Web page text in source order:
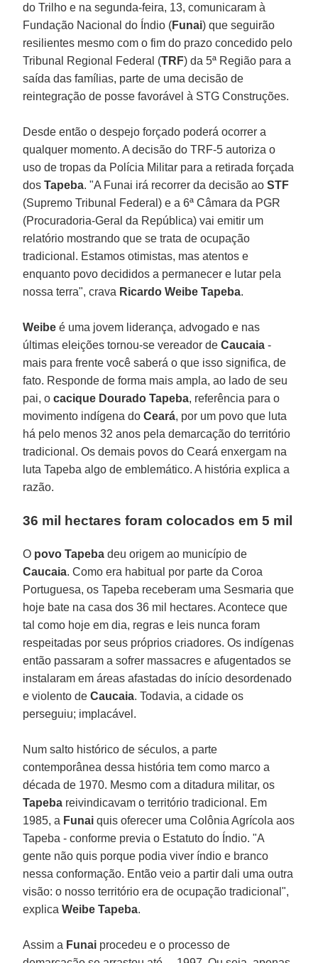
do Trilho e na segunda-feira, 13, comunicaram à
Fundação Nacional do Índio (Funai) que seguirão
resilientes mesmo com o fim do prazo concedido pelo
Tribunal Regional Federal (TRF) da 5ª Região para a
saída das famílias, parte de uma decisão de
reintegração de posse favorável à STG Construções.
Desde então o despejo forçado poderá ocorrer a
qualquer momento. A decisão do TRF-5 autoriza o
uso de tropas da Polícia Militar para a retirada forçada
dosTapeba. "A Funai irá recorrer da decisão aoSTF
(Supremo Tribunal Federal) e a 6ª Câmara da PGR
(Procuradoria-Geral da República) vai emitir um
relatório mostrando que se trata de ocupação
tradicional. Estamos otimistas, mas atentos e
enquanto povo decididos a permanecer e lutar pela
nossa terra", crava Ricardo Weibe Tapeba.
Weibe é uma jovem liderança, advogado e nas
últimas eleições tornou-se vereador deCaucaia -
mais para frente você saberá o que isso significa, de
fato. Responde de forma mais ampla, ao lado de seu
pai, o cacique Dourado Tapeba, referência para o
movimento indígena doCeará, por um povo que luta
há pelo menos 32 anos pela demarcação do território
tradicional. Os demais povos do Ceará enxergam na
luta Tapeba algo de emblemático. A história explica a
razão.
36 mil hectares foram colocados em 5 mil
O povo Tapeba deu origem ao município de
Caucaia. Como era habitual por parte da Coroa
Portuguesa, os Tapeba receberam uma Sesmaria que
hoje bate na casa dos 36 mil hectares. Acontece que
tal como hoje em dia, regras e leis nunca foram
respeitadas por seus próprios criadores. Os indígenas
então passaram a sofrer massacres e afugentados se
instalaram em áreas afastadas do início desordenado
e violento deCaucaia. Todavia, a cidade os
perseguiu; implacável.
Num salto histórico de séculos, a parte
contemporânea dessa história tem como marco a
década de 1970. Mesmo com a ditadura militar, os
Tapeba reivindicavam o território tradicional. Em
1985, a Funai quis oferecer uma Colônia Agrícola aos
Tapeba - conforme previa o Estatuto do Índio. "A
gente não quis porque podia viver índio e branco
nessa conformação. Então veio a partir dali uma outra
visão: o nosso território era de ocupação tradicional",
explicaWeibe Tapeba.
Assim a Funai procedeu e o processo de